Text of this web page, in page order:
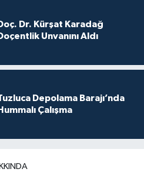
Dr. Kürşat Karadağ
Unvanını Aldı
Depolama Barajı’nda
Çalışma